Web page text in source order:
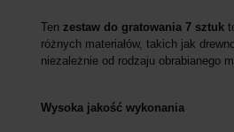
Ten zestaw do gratowania 7 sztuk
różnych materiałów, takich jak
niezależnie od rodzaju obrabianego
Wysoka jakość wykonania